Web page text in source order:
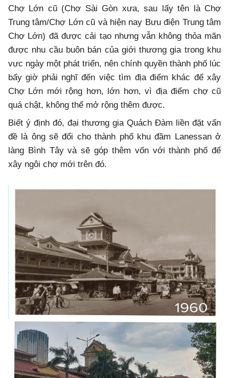
Chợ Lớn cũ (Chợ Sài Gòn xưa, sau lấy tên là Chợ
Trung tâm/Chợ Lớn cũ và hiện nay Bưu điện Trung tâm
Chợ Lớn) đã được cải tạo nhưng vẫn không thỏa mãn
được nhu cầu buôn bán của giới thương gia trong khu
vực ngày một phát triển, nên chính quyền thành phố lúc
bấy giờ phải nghĩ đến việc tìm địa điểm khác để xây
Chợ Lớn mới rộng hơn, lớn hơn, vì địa điểm chợ cũ
quá chật, không thể mở rộng thêm được.
Biết ý định đó, đại thương gia Quách Đàm liền đặt vấn
đề là ông sẽ đổi cho thành phố khu đầm Lanessan ở
làng Bình Tây và sẽ góp thêm vốn với thành phố để
xây ngôi chợ mới trên đó.